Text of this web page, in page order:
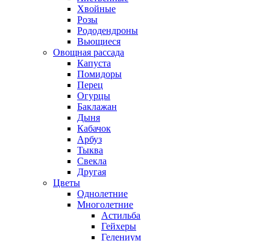
Хвойные
Розы
Рододендроны
Вьющиеся
Овощная рассада
Капуста
Помидоры
Перец
Огурцы
Баклажан
Дыня
Кабачок
Арбуз
Тыква
Свекла
Другая
Цветы
Однолетние
Многолетние
Астильба
Гейхеры
Гелениум